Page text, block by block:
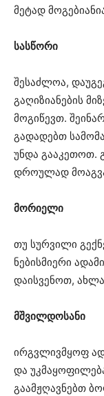
მეტად
სასწორი
შესაძლოა,
გაღიზიანების
მოგიწევთ.
გადადებთ
უნდა გააკეთოთ.
დროულად
მორიელი
თუ სურვილი
ნებისმიერი
დაისვენოთ,
მშვილდოსანი
ირგვლივმყოფ
და
გაამჟღავნებთ